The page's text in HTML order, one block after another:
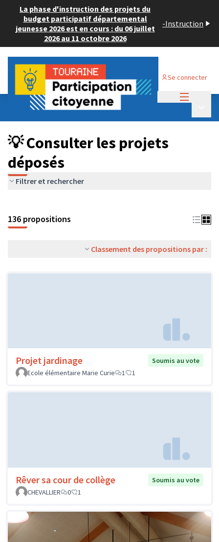
La phase d'instruction des projets du
budget participatif départemental
jeunesse 2026 est en cours : du 06 juillet
2026 au 11 octobre 2026
-Instruction
Se connecter
Budget Participatif JEUNESSE 2024
💡 Consulter les projets déposés
💡 Consulter les projets
déposés
Filtrer et rechercher
136 propositions
Classement des propositions par :
Projet jardinage
Soumis au vote
Ecole élémentaire Marie Curie
1 1
Rêver sa cour de collège
Soumis au vote
CHEVALLIER
0 1